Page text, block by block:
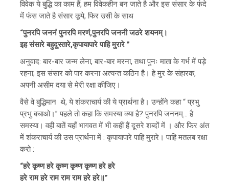
विवेक ये बुद्धि का काम हैं, हम विवेकहीन बन जाते है और इस संसार के फंदे
में फंस जाते है संसार कूपे, फिर उसी के साथ
“पुनरपि जननं पुनरपि मरणं,पुनरपि जननी जठरे शयनम्।
इह संसारे बहुदुस्तारे,कृपायापारे पाहि मुरारे ”
अनुवाद: बार-बार जन्म लेना, बार-बार मरना, तथा पुनः माता के गर्भ में पड़े
रहना; इस संसार को पार करना अत्यन्त कठिन है। हे मुर के संहारक,
अपनी असीम दया से मेरी रक्षा कीजिए।
वैसे वे बुद्धिमान थे, ये शंकराचार्य की ये प्रार्थना है। उन्होंने कहा “ प्रभु
प्रभु बचाओ।” पहले तो कहा कि समस्या क्या है? पुनरपि जननम्… है
समस्या। वही बातें यहाँ भागवत में भी कहीं हैं दूसरे शब्दों में । और फिर अंत
में शंकराचार्य की उस प्रार्थना में : कृपायापारे पाहि मुरारे। पाहि मतलब रक्षा
करो :
“हरे कृष्ण हरे कृष्ण कृष्ण कृष्ण हरे हरे
हरे राम हरे राम राम राम हरे हरे॥”